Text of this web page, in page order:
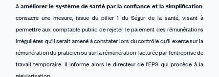
à améliorer le système de santé par la confiance et la simplification,
consacre une mesure, issue du pilier 1 du Ségur de la santé, visant à
permettre aux comptable public de rejeter le paiement des rémunérations
irrégulières qu’il serait amené à constater lors du contrôle qu’il exerce sur la
rémunération du praticien ou sur la rémunération facturée par l’entreprise de
travail temporaire. Il informe alors le directeur de l’EPS qui procède à la